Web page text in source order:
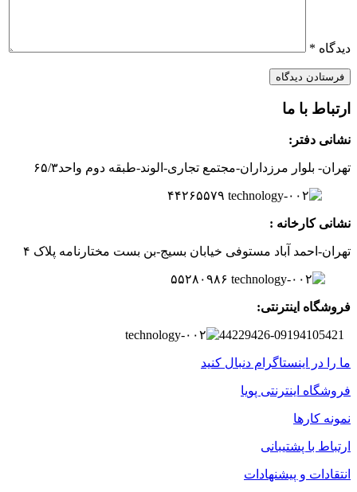
دیدگاه *
ارتباط با ما
نشانی دفتر:
تهران- بلوار مرزداران-مجتمع تجاری-الوند-طبقه دوم واحد۶ ۵/۳
۲۶۵۵۷۹
نشانی کارخانه :
تهران- احمد آباد مستوفی خیابان بسیج-بن بست مختارنامه پلاک ۴
فروشگاه اینترنتی:
44229426-09194105421
ما را در اینستاگرام دنبال کنید
فروشگاه اینترنتی پویا
نمونه کارها
ارتباط با پشتیبانی
انتقادات و پیشنهادات